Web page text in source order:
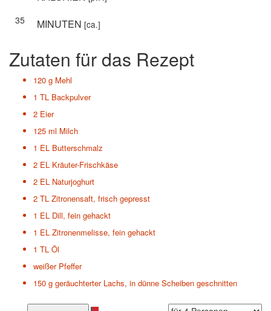
35
MINUTEN [ca.]
Zutaten für das Rezept
120 g Mehl
1 TL Backpulver
2 Eier
125 ml Milch
1 EL Butterschmalz
2 EL Kräuter-Frischkäse
2 EL Naturjoghurt
2 TL Zitronensaft, frisch gepresst
1 EL Dill, fein gehackt
1 EL Zitronenmelisse, fein gehackt
1 TL Öl
weißer Pfeffer
150 g geräuchterter Lachs, in dünne Scheiben geschnitten